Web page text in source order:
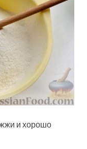
и хорошо